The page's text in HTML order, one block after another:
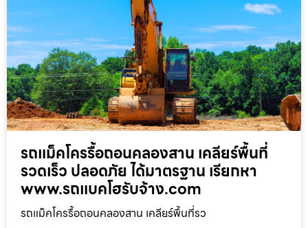
รถแม็คโครรื้อถอนคลองสาน เคลียร์พื้นที่
รวดเร็ว ปลอดภัย ได้มาตรฐาน เรียกหา
www.รถแบคโฮรับจ้าง.com
รถแม็คโครรื้อถอนคลองสาน เคลียร์พื้นที่รว